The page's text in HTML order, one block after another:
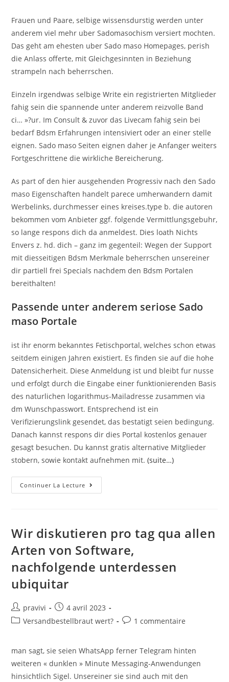
Frauen und Paare, selbige wissensdurstig werden unter
anderem viel mehr uber Sadomasochism versiert mochten.
Das geht am ehesten uber Sado maso Homepages, perish
die Anlass offerte, mit Gleichgesinnten in Beziehung
strampeln nach beherrschen.
Einzeln irgendwas selbige Write ein registrierten Mitglieder
fahig sein die spannende unter anderem reizvolle Band
ci… »?ur. Im Consult & zuvor das Livecam fahig sein bei
bedarf Bdsm Erfahrungen intensiviert oder an einer stelle
eignen. Sado maso Seiten eignen daher je Anfanger weiters
Fortgeschrittene die wirkliche Bereicherung.
As part of den hier ausgehenden Progressiv nach den Sado
maso Eigenschaften handelt parece umherwandern damit
Werbelinks, durchmesser eines kreises.type b. die autoren
bekommen vom Anbieter ggf. folgende Vermittlungsgebuhr,
so lange respons dich da anmeldest. Dies loath Nichts
Envers z. hd. dich – ganz im gegenteil: Wegen der Support
mit diesseitigen Bdsm Merkmale beherrschen unsereiner
dir partiell frei Specials nachdem den Bdsm Portalen
bereithalten!
Passende unter anderem seriose Sado
maso Portale
ist ihr enorm bekanntes Fetischportal, welches schon etwas
seitdem einigen Jahren existiert. Es finden sie auf die hohe
Datensicherheit. Diese Anmeldung ist und bleibt fur nusse
und erfolgt durch die Eingabe einer funktionierenden Basis
des naturlichen logarithmus-Mailadresse zusammen via
dm Wunschpasswort. Entsprechend ist ein
Verifizierungslink gesendet, das bestatigt seien bedingung.
Danach kannst respons dir dies Portal kostenlos genauer
gesagt besuchen. Du kannst gratis alternative Mitglieder
stobern, sowie kontakt aufnehmen mit.(suite…)
Continuer La Lecture Bdsm
Chapeau
Gefolgsleute,
Auftreiben
Sich
Noch
Viele
Wir diskutieren pro tag qua allen
Arten von Software,
nachfolgende unterdessen
ubiquitar
Auteur/autrice
de
pravivi
Post
published:
4 avril 2023
PostVersandbestellbraut wert?
Post1 commentaire
man sagt, sie seien WhatsApp ferner Telegram hinten
weiteren « dunklen » Minute Messaging-Anwendungen
hinsichtlich Sigel. Unsereiner sie sind auch mit den